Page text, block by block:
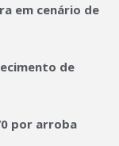
em cenário de
de
por arroba